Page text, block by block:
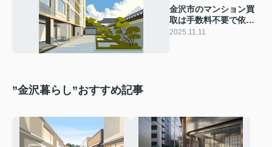
金沢市のマンション買
取は手数料不要で依頼
可能！売却時の手数料
2025.11.11
”金沢暮らし”おすすめ記事